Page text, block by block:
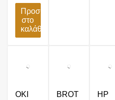
Προσθήκη
στο
καλάθι
OKI
BROT
HP